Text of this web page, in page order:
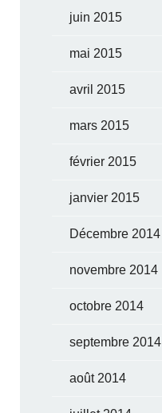
juin 2015
mai 2015
avril 2015
mars 2015
février 2015
janvier 2015
Décembre 2014
novembre 2014
octobre 2014
septembre 2014
août 2014